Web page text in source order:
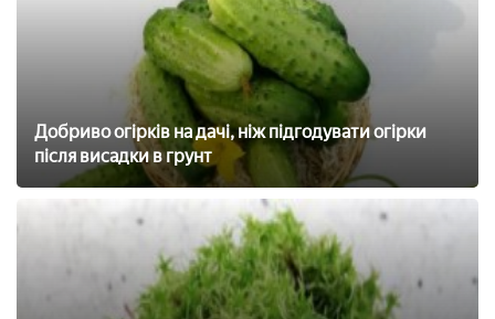
Добриво огірків на дачі, ніж підгодувати огірки
після висадки в грунт